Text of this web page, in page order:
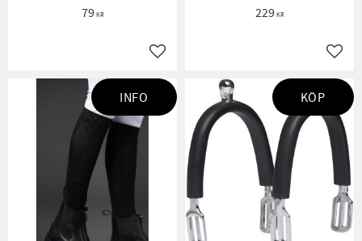
79KR
Lägg till i favoriter
229KR
INFO KÖP